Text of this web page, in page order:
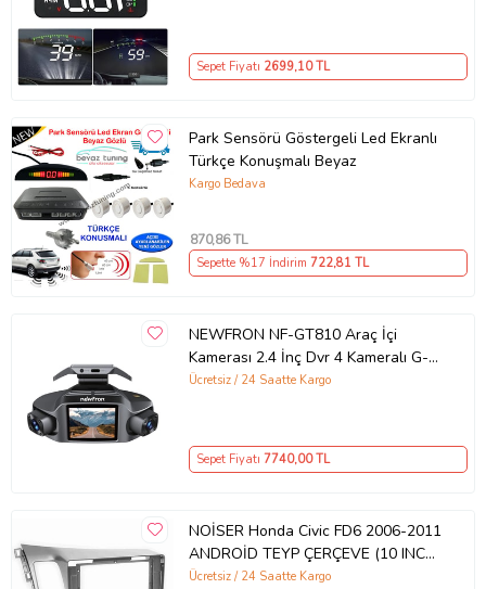
Sepet Fiyatı 2699,10 TL
Park Sensörü Göstergeli Led Ekranlı
Türkçe Konuşmalı Beyaz
Kargo Bedava
870,86 TL
Sepette %17 İndirim 722,81 TL
NEWFRON NF-GT810 Araç İçi
Kamerası 2.4 İnç Dvr 4 Kameralı G-
Sensörü
Ücretsiz / 24 Saatte Kargo
Sepet Fiyatı 7740,00 TL
NOİSER Honda Civic FD6 2006-2011
ANDROİD TEYP ÇERÇEVE (10 INCH)
- SOKET
Ücretsiz / 24 Saatte Kargo